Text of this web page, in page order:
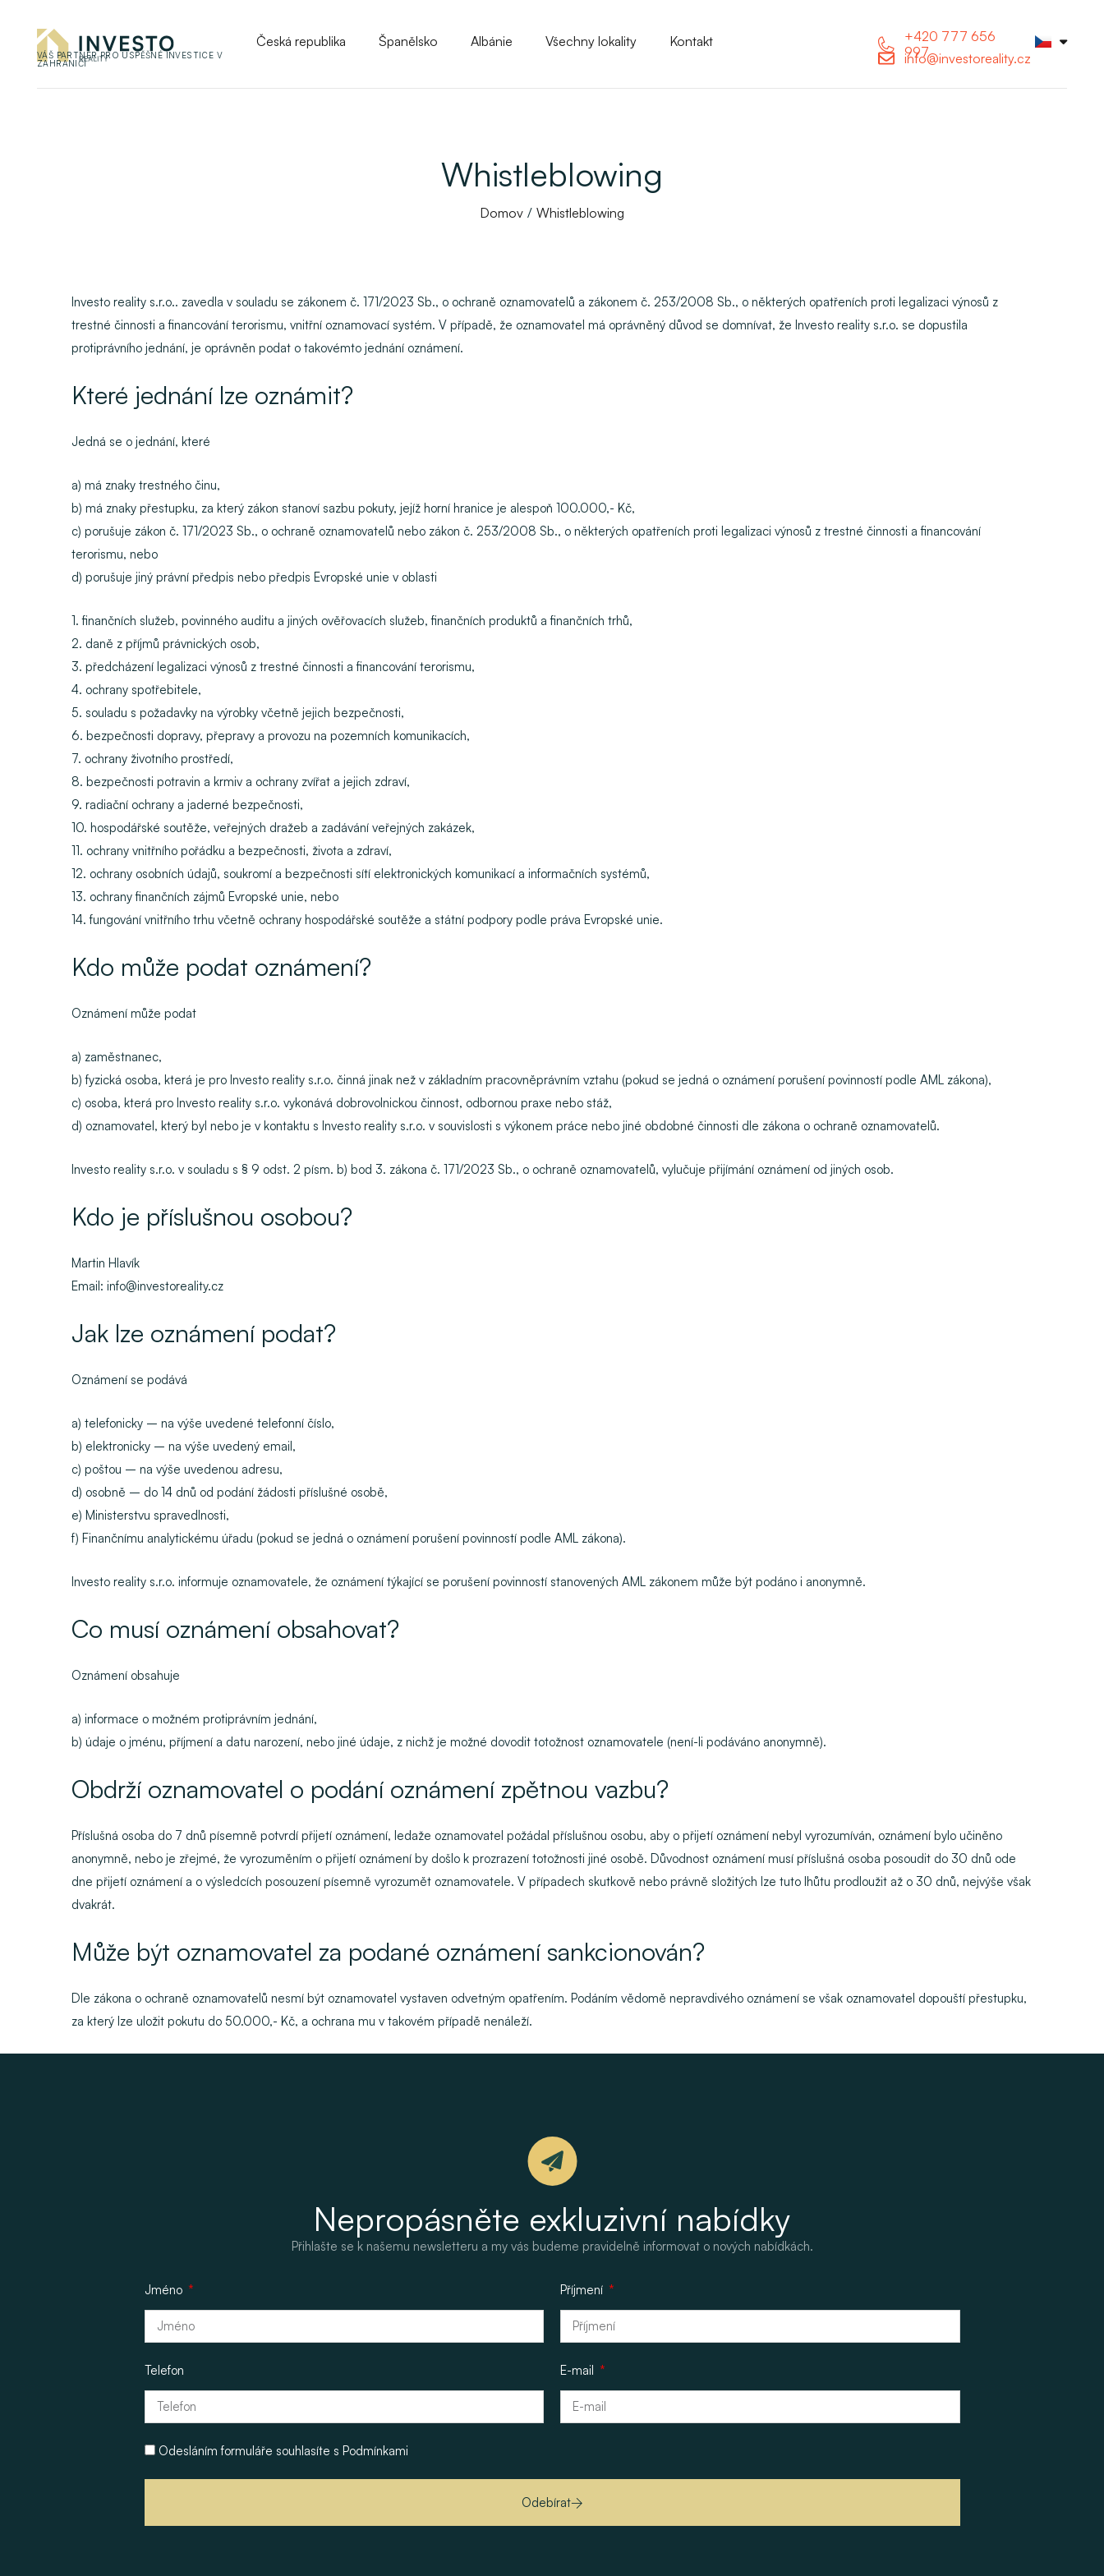
VÁŠ PARTNER PRO ÚSPĚŠNÉ INVESTICE V
ZAHRANIČÍ
Česká republika Španělsko Albánie Všechny lokality Kontakt
+420 777 656
997
info@investoreality.cz
Whistleblowing
Domov Whistleblowing
Investo reality s.r.o.. zavedla v souladu se zákonem č. 171/2023 Sb., o ochraně oznamovatelů a zákonem č. 253/2008 Sb., o některých opatřeních proti legalizaci výnosů z
trestné činnosti a financování terorismu, vnitřní oznamovací systém. V případě, že oznamovatel má oprávněný důvod se domnívat, že Investo reality s.r.o. se dopustila
protiprávního jednání, je oprávněn podat o takovémto jednání oznámení.
Které jednání lze oznámit?
Jedná se o jednání, které
a) má znaky trestného činu,
b) má znaky přestupku, za který zákon stanoví sazbu pokuty, jejíž horní hranice je alespoň 100.000,- Kč,
c) porušuje zákon č. 171/2023 Sb., o ochraně oznamovatelů nebo zákon č. 253/2008 Sb., o některých opatřeních proti legalizaci výnosů z trestné činnosti a financování
terorismu, nebo
d) porušuje jiný právní předpis nebo předpis Evropské unie v oblasti
1. finančních služeb, povinného auditu a jiných ověřovacích služeb, finančních produktů a finančních trhů,
2. daně z příjmů právnických osob,
3. předcházení legalizaci výnosů z trestné činnosti a financování terorismu,
4. ochrany spotřebitele,
5. souladu s požadavky na výrobky včetně jejich bezpečnosti,
6. bezpečnosti dopravy, přepravy a provozu na pozemních komunikacích,
7. ochrany životního prostředí,
8. bezpečnosti potravin a krmiv a ochrany zvířat a jejich zdraví,
9. radiační ochrany a jaderné bezpečnosti,
10. hospodářské soutěže, veřejných dražeb a zadávání veřejných zakázek,
11. ochrany vnitřního pořádku a bezpečnosti, života a zdraví,
12. ochrany osobních údajů, soukromí a bezpečnosti sítí elektronických komunikací a informačních systémů,
13. ochrany finančních zájmů Evropské unie, nebo
14. fungování vnitřního trhu včetně ochrany hospodářské soutěže a státní podpory podle práva Evropské unie.
Kdo může podat oznámení?
Oznámení může podat
a) zaměstnanec,
b) fyzická osoba, která je pro Investo reality s.r.o. činná jinak než v základním pracovněprávním vztahu (pokud se jedná o oznámení porušení povinností podle AML zákona),
c) osoba, která pro Investo reality s.r.o. vykonává dobrovolnickou činnost, odbornou praxe nebo stáž,
d) oznamovatel, který byl nebo je v kontaktu s Investo reality s.r.o. v souvislosti s výkonem práce nebo jiné obdobné činnosti dle zákona o ochraně oznamovatelů.
Investo reality s.r.o. v souladu s § 9 odst. 2 písm. b) bod 3. zákona č. 171/2023 Sb., o ochraně oznamovatelů, vylučuje přijímání oznámení od jiných osob.
Kdo je příslušnou osobou?
Martin Hlavík
Email: info@investoreality.cz
Jak lze oznámení podat?
Oznámení se podává
a) telefonicky – na výše uvedené telefonní číslo,
b) elektronicky – na výše uvedený email,
c) poštou – na výše uvedenou adresu,
d) osobně – do 14 dnů od podání žádosti příslušné osobě,
e) Ministerstvu spravedlnosti,
f) Finančnímu analytickému úřadu (pokud se jedná o oznámení porušení povinností podle AML zákona).
Investo reality s.r.o. informuje oznamovatele, že oznámení týkající se porušení povinností stanovených AML zákonem může být podáno i anonymně.
Co musí oznámení obsahovat?
Oznámení obsahuje
a) informace o možném protiprávním jednání,
b) údaje o jménu, příjmení a datu narození, nebo jiné údaje, z nichž je možné dovodit totožnost oznamovatele (není-li podáváno anonymně).
Obdrží oznamovatel o podání oznámení zpětnou vazbu?
Příslušná osoba do 7 dnů písemně potvrdí přijetí oznámení, ledaže oznamovatel požádal příslušnou osobu, aby o přijetí oznámení nebyl vyrozumíván, oznámení bylo učiněno
anonymně, nebo je zřejmé, že vyrozuměním o přijetí oznámení by došlo k prozrazení totožnosti jiné osobě. Důvodnost oznámení musí příslušná osoba posoudit do 30 dnů ode
dne přijetí oznámení a o výsledcích posouzení písemně vyrozumět oznamovatele. V případech skutkově nebo právně složitých lze tuto lhůtu prodloužit až o 30 dnů, nejvýše však
dvakrát.
Může být oznamovatel za podané oznámení sankcionován?
Dle zákona o ochraně oznamovatelů nesmí být oznamovatel vystaven odvetným opatřením. Podáním vědomě nepravdivého oznámení se však oznamovatel dopouští přestupku,
za který lze uložit pokutu do 50.000,- Kč, a ochrana mu v takovém případě nenáleží.
Nepropásněte exkluzivní nabídky
Přihlašte se k našemu newsletteru a my vás budeme pravidelně informovat o nových nabídkách.
Jméno Příjmení
Telefon E-mail
Odesláním formuláře souhlasíte s Podmínkami
Odebírat